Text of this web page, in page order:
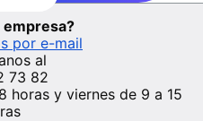
empresa?
por e-mail
al
73 82
horas y viernes de 9 a 15